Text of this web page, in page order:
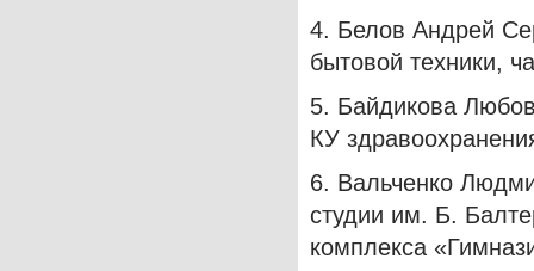
4. Белов Андрей
бытовой техники,
5. Байдикова
КУ
6. Вальченко
студии им. Б.
комплекса